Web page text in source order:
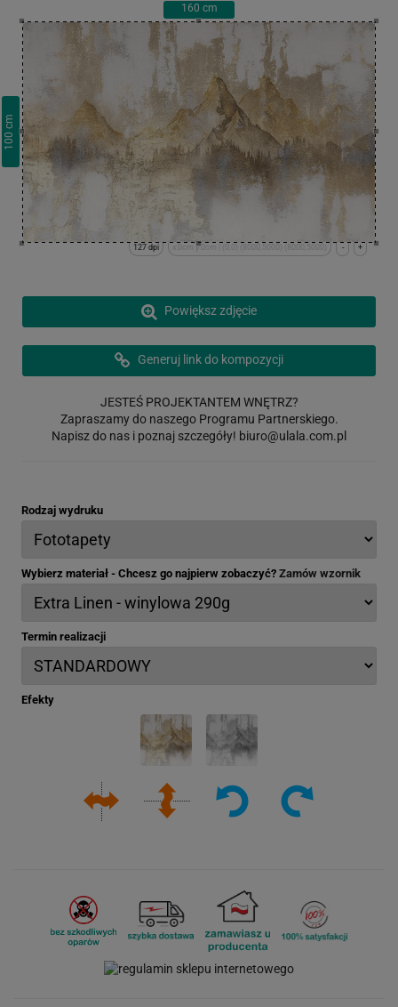
160 cm
100
cm
+
-
x:0cm y:0cm | (0,0) (8000,5000) (8000,5000)
127 dpi
Powiększ zdjęcie
Generuj link do kompozycji
JESTEŚ PROJEKTANTEM WNĘTRZ?
Zapraszamy do naszego Programu Partnerskiego.
Napisz do nas i poznaj szczegóły! biuro@ulala.com.pl
Rodzaj wydruku
Wybierz materiał - Chcesz go najpierw zobaczyć? Zamów wzornik
Termin realizacji
Efekty